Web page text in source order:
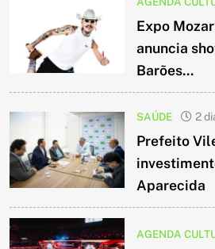
Expo
anuncia
Barões...
SAÚDE 2
Prefeito
Aparecida
AGENDA